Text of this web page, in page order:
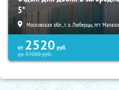
5*
Московская обл., г. о. Люберцы, пгт
от 2520 руб.
до57000руб.